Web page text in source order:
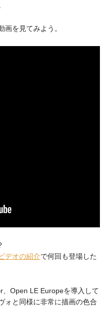
画を見てみよう。
デオの紹介で何回も登場した
Open LE Europeを導入して
ォと同様に非常に描画の色合